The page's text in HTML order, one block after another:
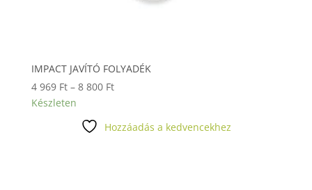
IMPACT JAVÍTÓ FOLYADÉK
4 969 Ft – 8 800 FtÁrtartomány:
-
Készleten
Hozzáadás a kedvencekhez